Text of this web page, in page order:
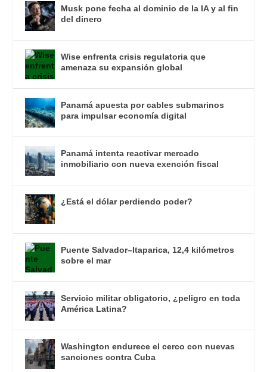
Musk pone fecha al dominio de la IA y al fin
del dinero
Wise enfrenta crisis regulatoria que
amenaza su expansión global
Panamá apuesta por cables submarinos
para impulsar economía digital
Panamá intenta reactivar mercado
inmobiliario con nueva exención fiscal
¿Está el dólar perdiendo poder?
Puente Salvador–Itaparica, 12,4 kilómetros
sobre el mar
Servicio militar obligatorio, ¿peligro en toda
América Latina?
Washington endurece el cerco con nuevas
sanciones contra Cuba